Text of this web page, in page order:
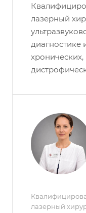
лазерный
диагностике
лазерный